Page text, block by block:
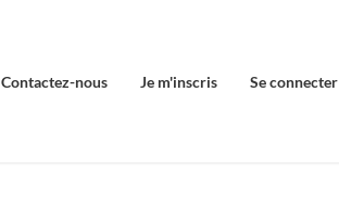
Contactez-nous Je m'inscris Se connecter